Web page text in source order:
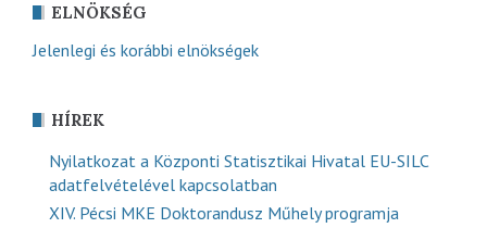
ELNÖKSÉG
Jelenlegi és korábbi elnökségek
HÍREK
Nyilatkozat a Központi Statisztikai Hivatal EU-SILC
adatfelvételével kapcsolatban
XIV. Pécsi MKE Doktorandusz Műhely programja